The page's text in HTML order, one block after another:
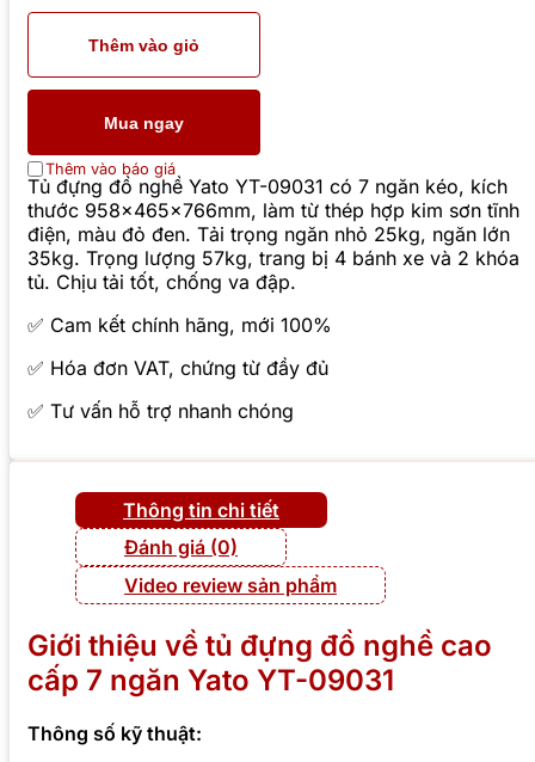
Thêm vào giỏ
Mua ngay
Thêm vào báo giá
Tủ đựng đồ nghề Yato YT-09031 có 7 ngăn kéo, kích
thước 958x465x766mm, làm từ thép hợp kim sơn tĩnh
điện, màu đỏ đen. Tải trọng ngăn nhỏ 25kg, ngăn lớn
35kg. Trọng lượng 57kg, trang bị 4 bánh xe và 2 khóa
tủ. Chịu tải tốt, chống va đập.
✅ Cam kết chính hãng, mới 100%
✅ Hóa đơn VAT, chứng từ đầy đủ
✅ Tư vấn hỗ trợ nhanh chóng
Thông tin chi tiết
Đánh giá (0)
Video review sản phẩm
Giới thiệu về tủ đựng đồ nghề cao
cấp 7 ngăn Yato YT-09031
Thông số kỹ thuật: